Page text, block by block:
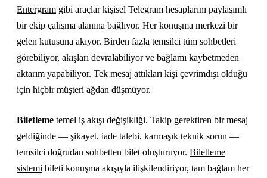
Entergram gibi araçlar kişisel Telegram hesaplarını paylaşımlı
bir ekip çalışma alanına bağlıyor. Her konuşma merkezi bir
gelen kutusuna akıyor. Birden fazla temsilci tüm sohbetleri
görebiliyor, akışları devralabiliyor ve bağlamı kaybetmeden
aktarım yapabiliyor. Tek mesaj attıkları kişi çevrimdışı olduğu
için hiçbir müşteri ağdan düşmüyor.
Biletleme temel iş akışı değişikliği. Takip gerektiren bir mesaj
geldiğinde — şikayet, iade talebi, karmaşık teknik sorun —
temsilci doğrudan sohbetten bilet oluşturuyor. Biletleme
sistemi bileti konuşma akışıyla ilişkilendiriyor, tam bağlam her